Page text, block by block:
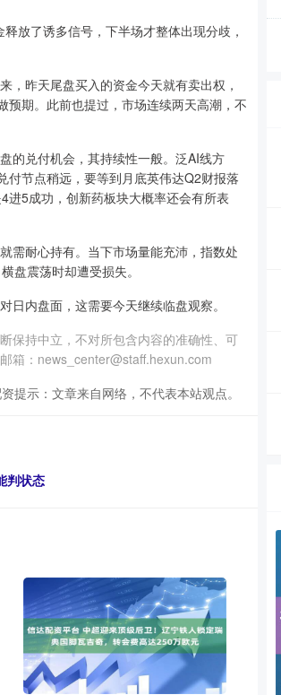
放了诱多信号，下半场才整体出现分歧，
，昨天尾盘买入的资金今天就有卖出权，
期。此前也提过，市场连续两天高潮，不
的兑付机会，其持续性一般。泛AI线方
节点稍远，要等到月底英伟达Q2财报落
进5成功，创新药板块大概率还会有所表
需耐心持有。当下市场量能充沛，指数处
盘震荡时却遭受损失。
内盘面，这需要今天继续临盘观察。
保持中立，不对所包含内容的准确性、可
箱：news_center@staff.hexun.com
提示：文章来自网络，不代表本站观点。
判状态